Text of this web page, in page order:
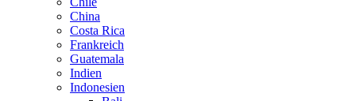
China
Costa Rica
Frankreich
Guatemala
Indien
Indonesien